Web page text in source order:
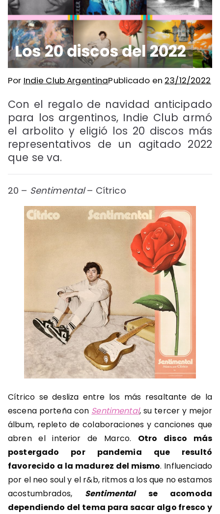
Los 20 discos del 2022
Por Indie Club ArgentinaPublicado en 23/12/2022
Con el regalo de navidad anticipado
para los argentinos, Indie Club armó
el arbolito y eligió los 20 discos más
representativos de un agitado 2022
que se va.
20 – Sentimental– Cítrico
Cítrico se desliza entre los más resaltante de la
escena porteña con Sentimental, su tercer y mejor
álbum, repleto de colaboraciones y canciones que
abren el interior de Marco. Otro disco más
postergado por pandemia que resultó
favorecido a la madurez del mismo. Influenciado
por el neo soul y el r&b, ritmos a los que no estamos
acostumbrados, Sentimentalse acomoda
dependiendo del tema para sacar algo fresco y